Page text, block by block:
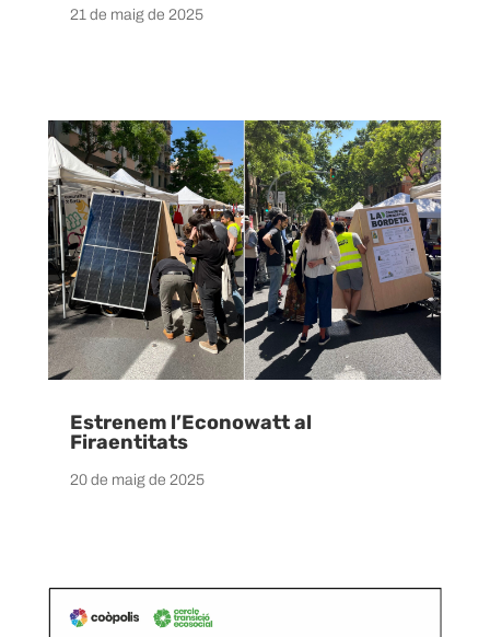
21 de maig de 2025
Estrenem l’Econowatt al
Firaentitats
20 de maig de 2025